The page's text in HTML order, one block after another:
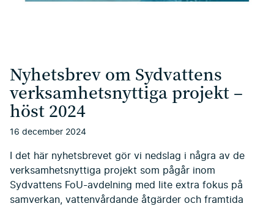
Nyhetsbrev om Sydvattens
verksamhetsnyttiga projekt –
höst 2024
16 december 2024
I det här nyhetsbrevet gör vi nedslag i några av de
verksamhetsnyttiga projekt som pågår inom
Sydvattens FoU-avdelning med lite extra fokus på
samverkan, vattenvårdande åtgärder och framtida